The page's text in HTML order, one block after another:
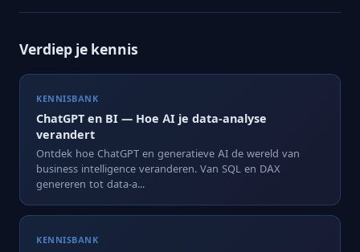
Verdiep je kennis
KENNISBANK
ChatGPT en BI — Hoe AI je data-analyse
verandert
Ontdek hoe ChatGPT en generatieve AI de wereld van
business intelligence veranderen. Van SQL en DAX
genereren tot data-a...
KENNISBANK